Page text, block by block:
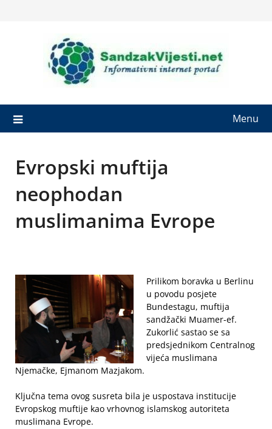
Menu
Evropski muftija
neophodan
muslimanima Evrope
Prilikom boravka u Berlinu
u povodu posjete
Bundestagu, muftija
sandžački Muamer-ef.
Zukorlić sastao se sa
predsjednikom Centralnog
vijeća muslimana
Njemačke, Ejmanom Mazjakom.
Ključna tema ovog susreta bila je uspostava institucije
Evropskog muftije kao vrhovnog islamskog autoriteta
muslimana Evrope.